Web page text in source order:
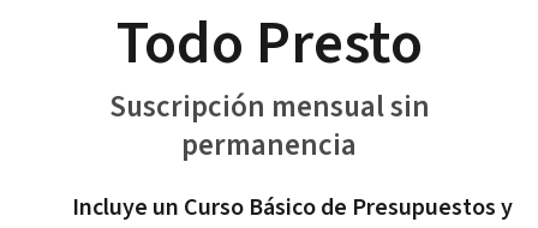
Todo Presto
Suscripción mensual sin
permanencia
Incluye un Curso Básico de Presupuestos y